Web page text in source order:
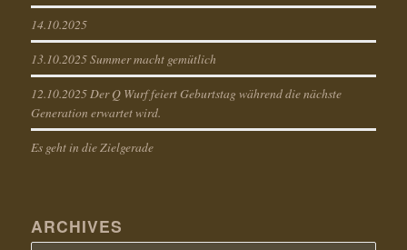
14.10.2025
13.10.2025 Summer macht gemütlich
12.10.2025 Der Q Wurf feiert Geburtstag während die nächste
Generation erwartet wird.
Es geht in die Zielgerade
ARCHIVES